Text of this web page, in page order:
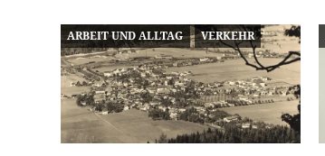
ARBEIT UND ALLTAG VERKEHR